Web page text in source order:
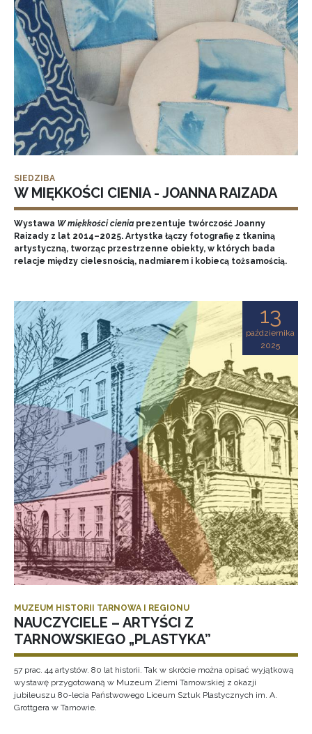
SIEDZIBA
W MIĘKKOŚCI CIENIA - JOANNA RAIZADA
Wystawa W miękkości cieniaprezentuje twórczość Joanny
Raizady z lat 2014–2025. Artystka łączy fotografię z tkaniną
artystyczną, tworząc przestrzenne obiekty, w których bada
relacje między cielesnością, nadmiarem i kobiecą tożsamością.
13
października
2025
MUZEUM HISTORII TARNOWA I REGIONU
NAUCZYCIELE – ARTYŚCI Z
TARNOWSKIEGO „PLASTYKA”
57 prac. 44 artystów. 80 lat historii. Tak w skrócie można opisać wyjątkową
wystawę przygotowaną w Muzeum Ziemi Tarnowskiej z okazji
jubileuszu 80-lecia Państwowego Liceum Sztuk Plastycznych im. A.
Grottgera w Tarnowie.